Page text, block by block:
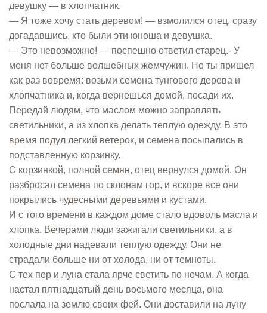
девушку — в хлопчатник.
— Я тоже хочу стать деревом! — взмолился отец, сразу
догадавшись, кто были эти юноша и девушка.
— Это невозможно! — поспешно ответил старец.- У
меня нет больше волшебных жемчужин. Но ты пришел
как раз вовремя: возьми семена тунгового дерева и
хлопчатника и, когда вернешься домой, посади их.
Передай людям, что маслом можно заправлять
светильники, а из хлопка делать теплую одежду. В это
время подул легкий ветерок, и семена посыпались в
подставленную корзинку.
С корзинкой, полной семян, отец вернулся домой. Он
разбросал семена по склонам гор, и вскоре все они
покрылись чудесными деревьями и кустами.
И с того времени в каждом доме стало вдоволь масла и
хлопка. Вечерами люди зажигали светильники, а в
холодные дни надевали теплую одежду. Они не
страдали больше ни от холода, ни от темноты.
С тех пор и луна стала ярче светить по ночам. А когда
настал пятнадцатый день восьмого месяца, она
послала на землю своих фей. Они доставили на луну